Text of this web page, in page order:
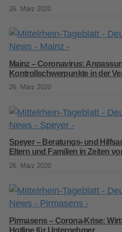
26. März 2020
Mainz – Coronavirus:
Kontrollschwerpunkte in der
26. März 2020
Speyer – Beratungs- und
Eltern und Familien in Zeiten
26. März 2020
Pirmasens – Corona-Krise:
Hotline für Unternehmer